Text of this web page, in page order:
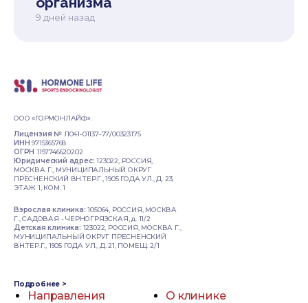
9 дней назад
ООО «ГОРМОНЛАЙФ».
Лицензия № Л041-01137-77/00323175
ИНН 9715365768
ОГРН 1197746620202
Юридический адрес:123022, РОССИЯ,
МОСКВА Г., МУНИЦИПАЛЬНЫЙ ОКРУГ
ПРЕСНЕНСКИЙ ВН.ТЕР.Г., 1905 ГОДА УЛ., Д. 23,
ЭТАЖ 1, КОМ. 1
Взрослая клиника: 105064, РОССИЯ, МОСКВА
Г., САДОВАЯ - ЧЕРНОГРЯЗСКАЯ, д. 11/2
Детская клиника: 123022, РОССИЯ, МОСКВА Г.,
МУНИЦИПАЛЬНЫЙ ОКРУГ ПРЕСНЕНСКИЙ
ВН.ТЕР.Г., 1905 ГОДА УЛ., Д. 21, ПОМЕЩ. 2/1
Подробнее >
Направления О клинике